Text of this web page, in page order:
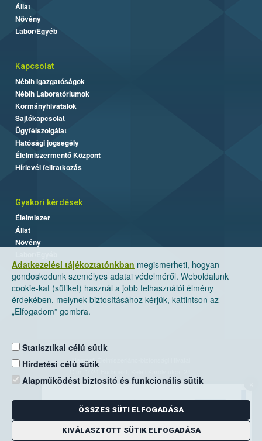
Adatkezelési tájékoztatónkban megismerheti, hogyan
gondoskodunk személyes adatai védelméről. Weboldalunk
cookie-kat (sütiket) használ a jobb felhasználói élmény
érdekében, melynek biztosításához kérjük, kattintson az
„Elfogadom” gombra.
Statisztikai célú sütik
Hirdetési célú sütik
Alapműködést biztosító és funkcionális sütik
ÖSSZES SÜTI ELFOGADÁSA
KIVÁLASZTOTT SÜTIK ELFOGADÁSA
Állat
Növény
Labor/Egyéb
Kapcsolat
Nébih Igazgatóságok
Nébih Laboratóriumok
Kormányhivatalok
Sajtókapcsolat
Ügyfélszolgálat
Hatósági jogsegély
Élelmiszermentő Központ
Hírlevél feliratkozás
Gyakori kérdések
Élelmiszer
Állat
Növény
Nemzeti Élelmiszerlánc-biztonsági Hivatal
Levelezési cím: 1525 Budapest. Pf. 30.
E-mail:ugyfelszolgalat@nebih.gov.hu
Zöld szám: 06-80/263-244
Telefon: 06-1/ 336-9000